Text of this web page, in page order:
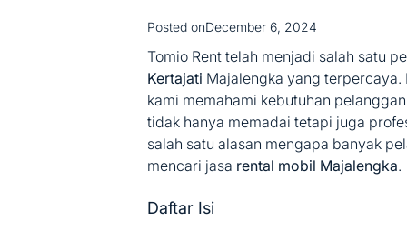
Posted onDecember 6, 2024
Tomio Rent telah menjadi salah satu
Kertajati Majalengka yang
kami memahami kebutuhan
tidak hanya memadai tetapi juga
salah satu alasan mengapa banyak
mencari jasa rental mobil Majalengka.
Daftar Isi